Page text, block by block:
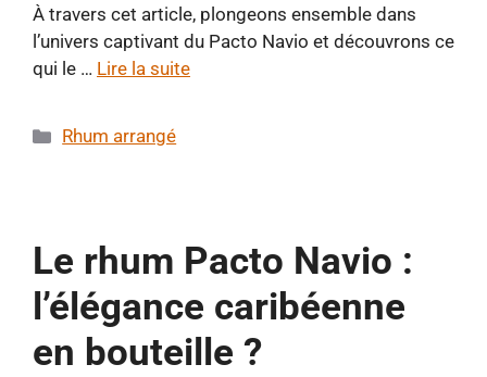
À travers cet article, plongeons ensemble dans
l’univers captivant du Pacto Navio et découvrons ce
qui le … Lire la suite
Catégories
Rhum arrangé
Le rhum Pacto Navio :
l’élégance caribéenne
en bouteille ?